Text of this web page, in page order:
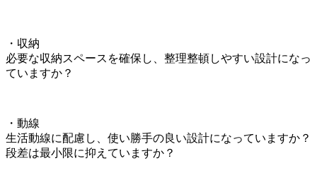
・収納
必要な収納スペースを確保し、整理整頓しやすい設計になっ
ていますか？
・動線
生活動線に配慮し、使い勝手の良い設計になっていますか？
段差は最小限に抑えていますか？